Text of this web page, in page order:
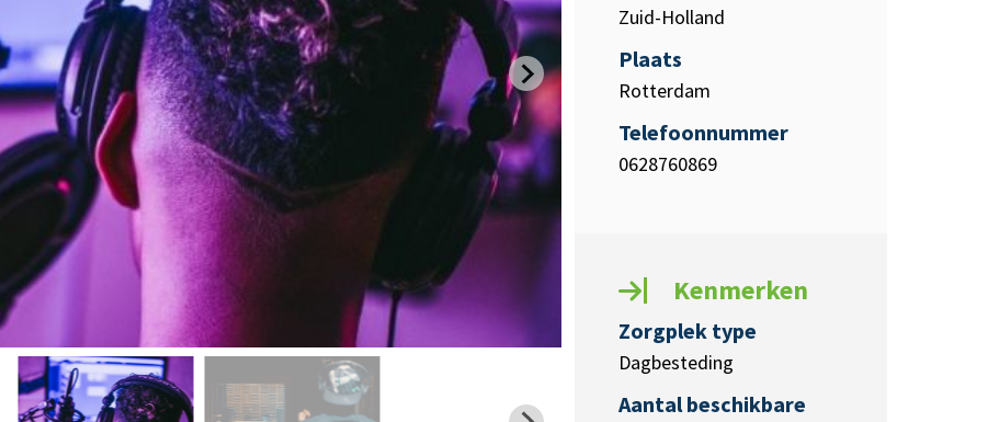
Zuid-Holland
Plaats
Rotterdam
Telefoonnummer
0628760869
Kenmerken
Zorgplek type
Dagbesteding
Aantal beschikbare